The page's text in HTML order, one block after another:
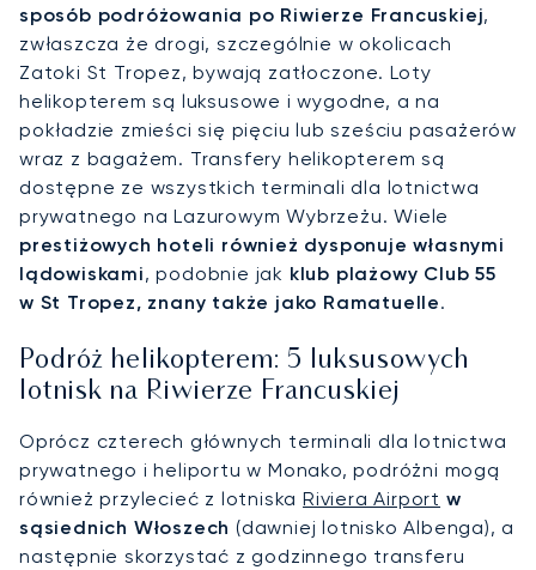
sposób podróżowania po Riwierze Francuskiej,
zwłaszcza że drogi, szczególnie w okolicach
Zatoki St Tropez, bywają zatłoczone. Loty
helikopterem są luksusowe i wygodne, a na
pokładzie zmieści się pięciu lub sześciu pasażerów
wraz z bagażem. Transfery helikopterem są
dostępne ze wszystkich terminali dla lotnictwa
prywatnego na Lazurowym Wybrzeżu. Wiele
prestiżowych hoteli również dysponuje własnymi
lądowiskami, podobnie jak klub plażowy Club 55
w St Tropez, znany także jako Ramatuelle.
Podróż helikopterem: 5 luksusowych
lotnisk na Riwierze Francuskiej
Oprócz czterech głównych terminali dla lotnictwa
prywatnego i heliportu w Monako, podróżni mogą
również przylecieć z lotniskaRiviera Airport w
sąsiednich Włoszech (dawniej lotnisko Albenga), a
następnie skorzystać z godzinnego transferu